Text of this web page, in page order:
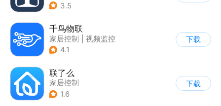
3.5
千鸟物联
家居控制
视频监控
4.1
下载
联了么
家居控制
1.6
下载